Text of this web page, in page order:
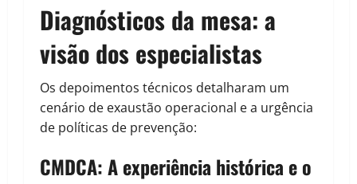
Diagnósticos da mesa: a
visão dos especialistas
Os depoimentos técnicos detalharam um
cenário de exaustão operacional e a urgência
de políticas de prevenção:
CMDCA: A experiência histórica e o